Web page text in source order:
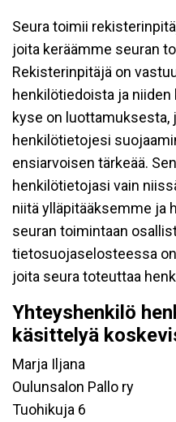
Seura toimii
joita keräämme seuran
Rekisterinpitäjä on
henkilötiedoista ja
kyse on
henkilötietojesi
ensiarvoisen tärkeää.
henkilötietojasi vain
niitä ylläpitääksemme ja
seuran toimintaan
tietosuojaselosteessa
joita seura toteuttaa
Yhteyshenkilö
käsittelyä
Marja Iljana
Oulunsalon Pallo ry
Tuohikuja 6